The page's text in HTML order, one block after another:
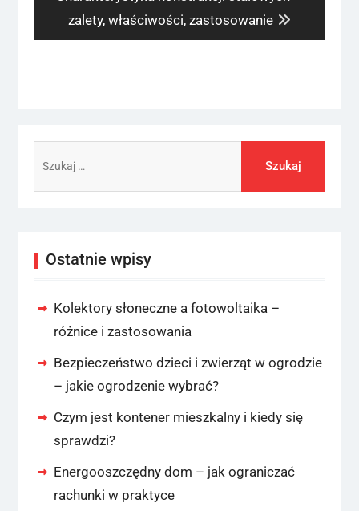
post:
zalety, właściwości, zastosowanie
Ostatnie wpisy
Kolektory słoneczne a fotowoltaika –
różnice i zastosowania
Bezpieczeństwo dzieci i zwierząt w ogrodzie
– jakie ogrodzenie wybrać?
Czym jest kontener mieszkalny i kiedy się
sprawdzi?
Energooszczędny dom – jak ograniczać
rachunki w praktyce